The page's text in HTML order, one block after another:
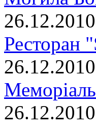
Ресторан